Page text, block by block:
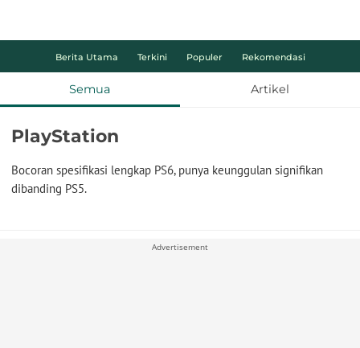
Berita Utama Terkini Populer Rekomendasi
Semua Artikel
PlayStation
Bocoran spesifikasi lengkap PS6, punya keunggulan signifikan
dibanding PS5.
Advertisement